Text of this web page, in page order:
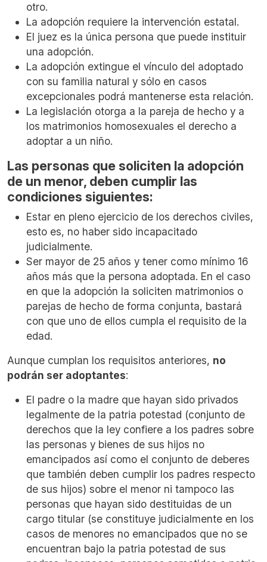
otro.
La adopción requiere la intervención estatal.
El juez es la única persona que puede instituir
una adopción.
La adopción extingue el vínculo del adoptado
con su familia natural y sólo en casos
excepcionales podrá mantenerse esta relación.
La legislación otorga a la pareja de hecho y a
los matrimonios homosexuales el derecho a
adoptar a un niño.
Las personas que soliciten la adopción
de un menor, deben cumplir las
condiciones siguientes:
Estar en pleno ejercicio de los derechos civiles,
esto es, no haber sido incapacitado
judicialmente.
Ser mayor de 25 años y tener como mínimo 16
años más que la persona adoptada. En el caso
en que la adopción la soliciten matrimonios o
parejas de hecho de forma conjunta, bastará
con que uno de ellos cumpla el requisito de la
edad.
Aunque cumplan los requisitos anteriores, no
podrán ser adoptantes:
El padre o la madre que hayan sido privados
legalmente de la patria potestad (conjunto de
derechos que la ley confiere a los padres sobre
las personas y bienes de sus hijos no
emancipados así como el conjunto de deberes
que también deben cumplir los padres respecto
de sus hijos) sobre el menor ni tampoco las
personas que hayan sido destituidas de un
cargo titular (se constituye judicialmente en los
casos de menores no emancipados que no se
encuentran bajo la patria potestad de sus